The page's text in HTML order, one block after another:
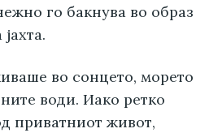
го бакнува во образ
во сонцето, морето
води. Иако ретко
приватниот живот,